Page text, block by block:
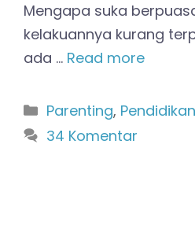
Mengapa suka
kelakuannya kurang
ada … Read more
Kategori
Parenting, Pendidikan
34 Komentar